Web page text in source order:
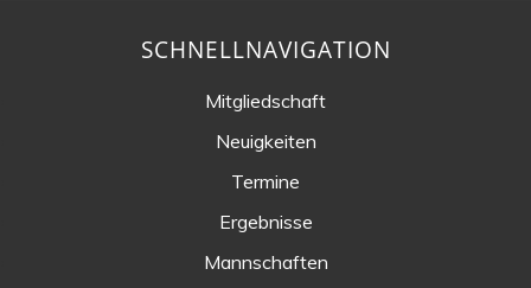
SCHNELLNAVIGATION
Mitgliedschaft
Neuigkeiten
Termine
Ergebnisse
Mannschaften